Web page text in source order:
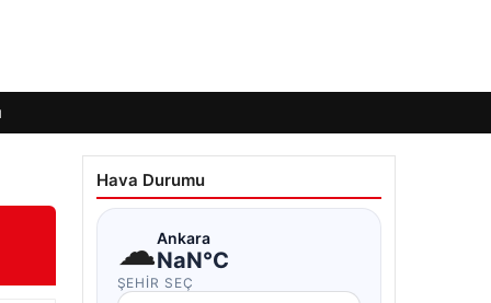
Hava Durumu
☁Ankara
NaN°C
ŞEHIR SEÇ